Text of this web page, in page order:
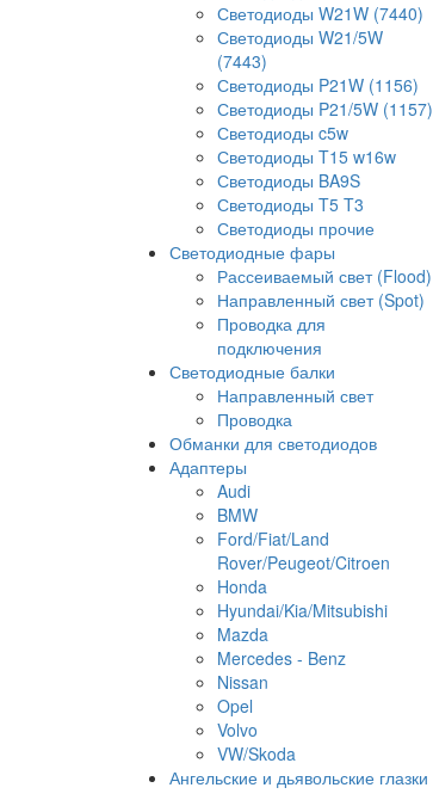
Светодиоды W21W (7440)
Светодиоды W21/5W
(7443)
Светодиоды P21W (1156)
Светодиоды P21/5W (1157)
Светодиоды c5w
Светодиоды T15 w16w
Светодиоды BA9S
Светодиоды T5 T3
Светодиоды прочие
Светодиодные фары
Рассеиваемый свет (Flood)
Направленный свет (Spot)
Проводка для
подключения
Светодиодные балки
Направленный свет
Проводка
Обманки для светодиодов
Адаптеры
Audi
BMW
Ford/Fiat/Land
Rover/Peugeot/Citroen
Honda
Hyundai/Kia/Mitsubishi
Mazda
Mercedes - Benz
Nissan
Opel
Volvo
VW/Skoda
Ангельские и дьявольские глазки